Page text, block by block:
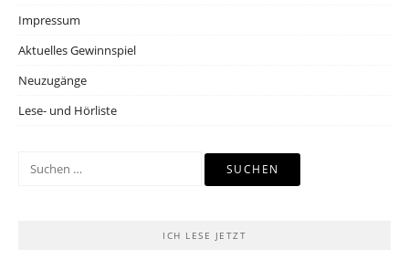
Impressum
Aktuelles Gewinnspiel
Neuzugänge
Lese- und Hörliste
Suchen
ICH LESE JETZT